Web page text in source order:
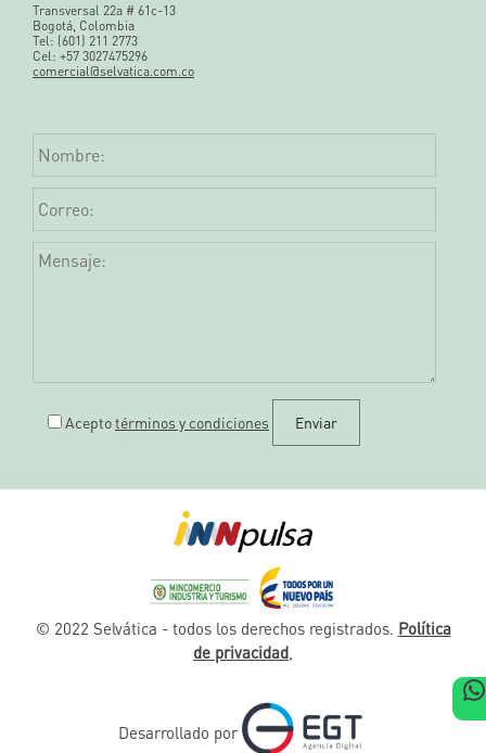
Transversal 22a # 61c-13
Bogotá, Colombia
Tel: (601) 211 2773
Cel: +57 3027475296
comercial@selvatica.com.co
Aceptotérminos y condiciones
© 2022 Selvática - todos los derechos registrados. Política
de privacidad
Desarrollado por